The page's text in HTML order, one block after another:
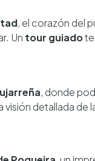
, el corazón del
Un tour guiado
, donde
visión detallada de